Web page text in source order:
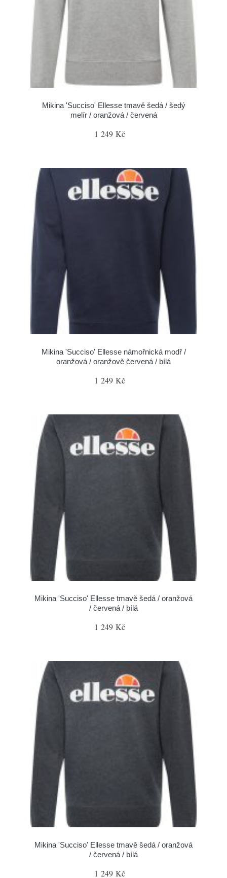
Mikina 'Succiso' Ellesse tmavě šedá / šedý
melír / oranžová / červená
1 249 Kč
Mikina 'Succiso' Ellesse námořnická modř /
oranžová / oranžově červená / bílá
1 249 Kč
Mikina 'Succiso' Ellesse tmavě šedá / oranžová
/ červená / bílá
1 249 Kč
Mikina 'Succiso' Ellesse tmavě šedá / oranžová
/ červená / bílá
1 249 Kč